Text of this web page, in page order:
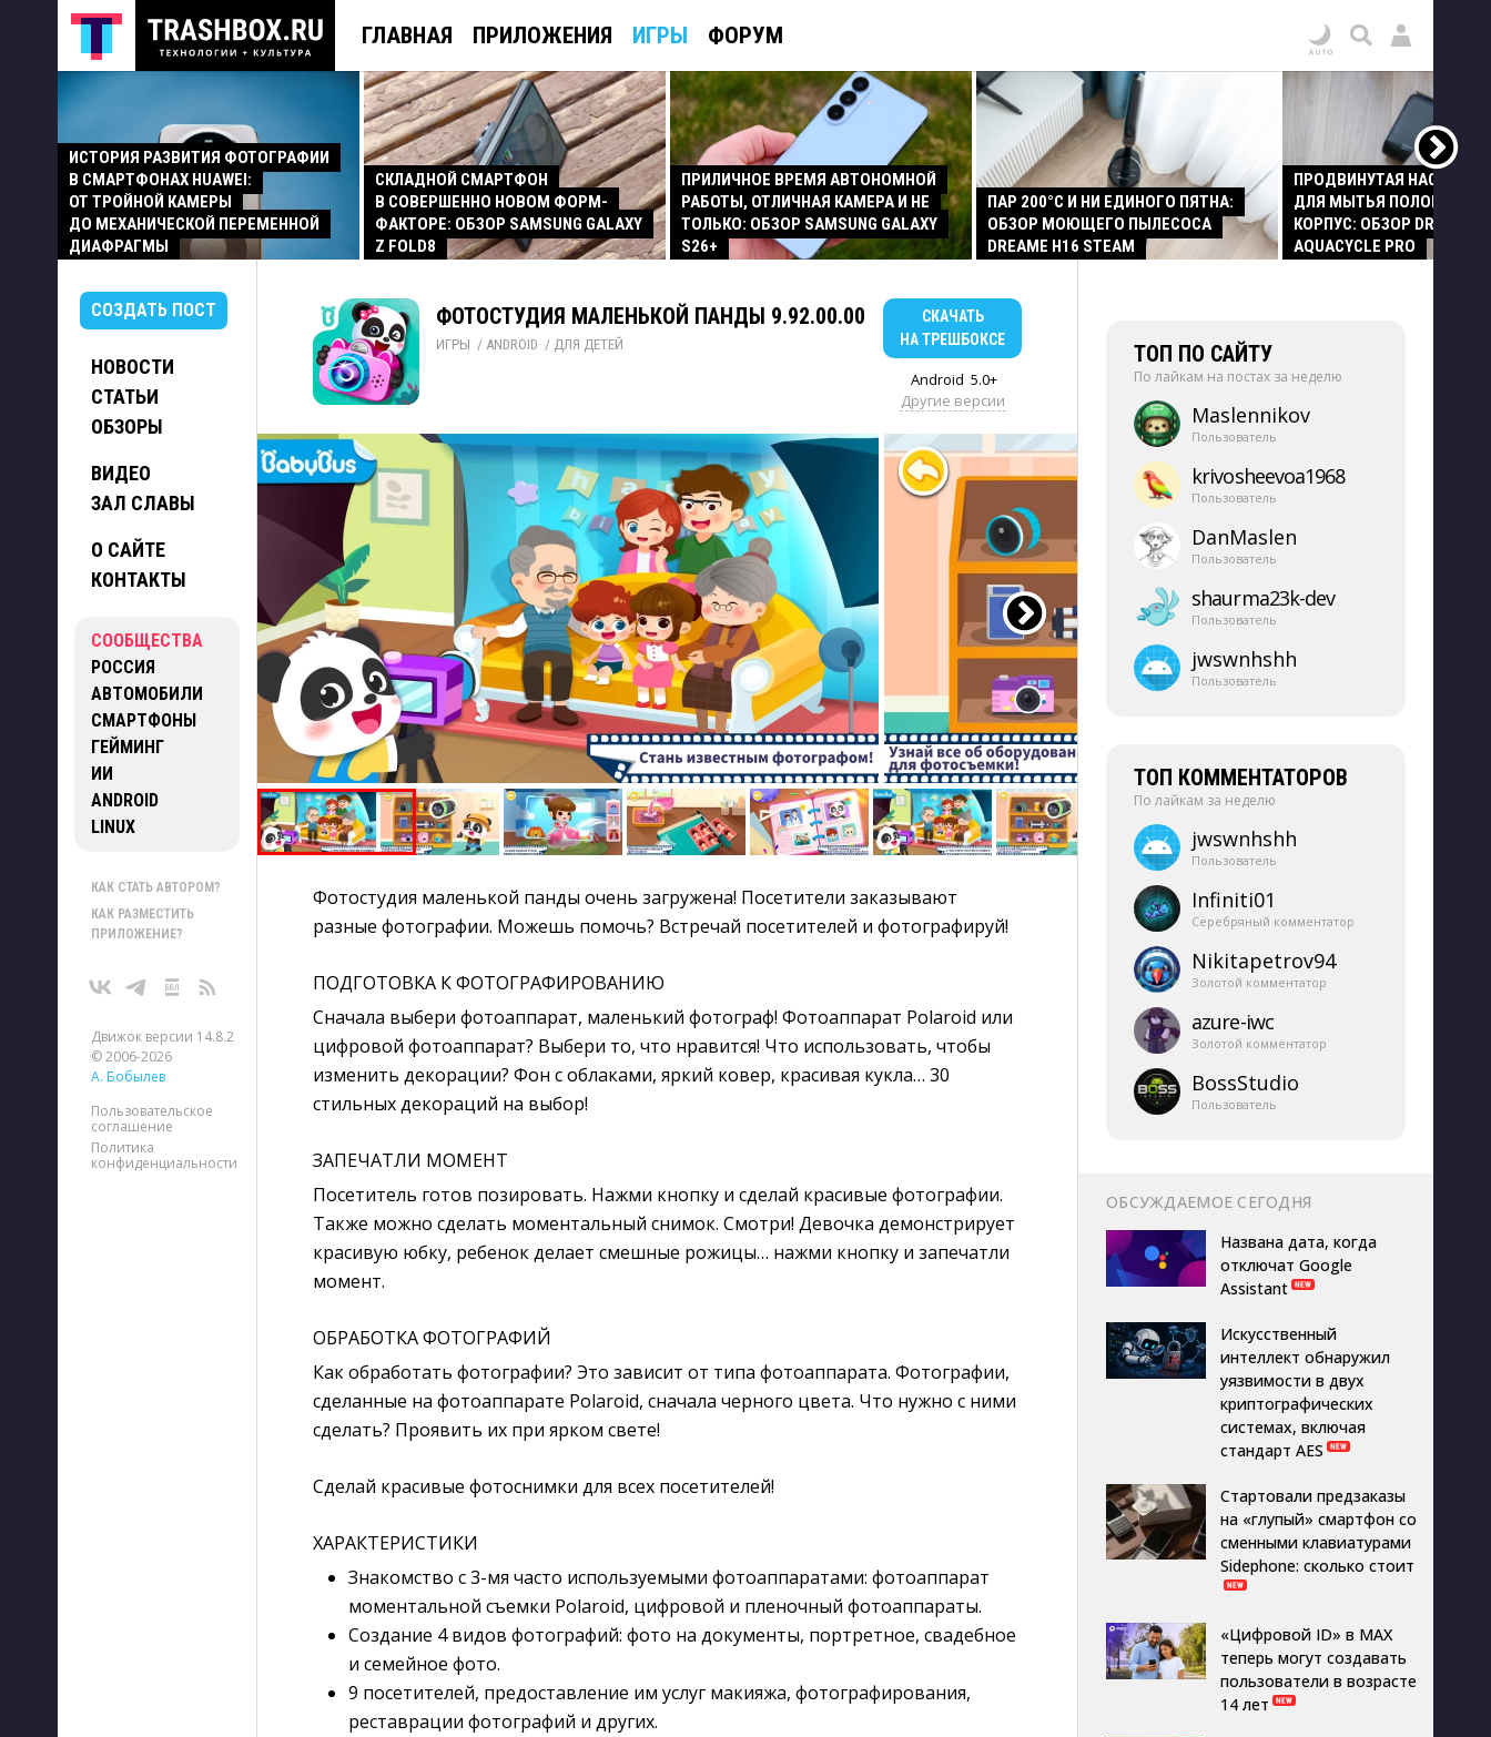
ГЛАВНАЯ ПРИЛОЖЕНИЯ ИГРЫ ФОРУМ
ИСТОРИЯ РАЗВИТИЯ ФОТОГРАФИИ
В СМАРТФОНАХ HUAWEI:
ОТ ТРОЙНОЙ КАМЕРЫ
ДО МЕХАНИЧЕСКОЙ ПЕРЕМЕННОЙ
ДИАФРАГМЫ
СКЛАДНОЙ СМАРТФОН
В СОВЕРШЕННО НОВОМ ФОРМ-
ФАКТОРЕ: ОБЗОР SAMSUNG GALAXY
Z FOLD8
ПРИЛИЧНОЕ ВРЕМЯ АВТОНОМНОЙ
РАБОТЫ, ОТЛИЧНАЯ КАМЕРА И НЕ
ТОЛЬКО: ОБЗОР SAMSUNG GALAXY
S26+
ПАР 200°C И НИ ЕДИНОГО ПЯТНА:
ОБЗОР МОЮЩЕГО ПЫЛЕСОСА
DREAME H16 STEAM
ПРОДВИНУТАЯ НАСАДКА
ДЛЯ МЫТЬЯ ПОЛОВ И
КОРПУС: ОБЗОР DREAME
AQUACYCLE PRO
СОЗДАТЬ ПОСТ
НОВОСТИ
СТАТЬИ
ОБЗОРЫ
ВИДЕО
ЗАЛ СЛАВЫ
О САЙТЕ
КОНТАКТЫ
СООБЩЕСТВА
РОССИЯ
АВТОМОБИЛИ
СМАРТФОНЫ
ГЕЙМИНГ
ИИ
ANDROID
LINUX
КАК СТАТЬ АВТОРОМ?
КАК РАЗМЕСТИТЬ
ПРИЛОЖЕНИЕ?
Движок версии 14.8.2
© 2006-2026
А. Бобылев
Пользовательское
соглашение
Политика
конфиденциальности
ФОТОСТУДИЯ МАЛЕНЬКОЙ ПАНДЫ 9.92.00.00
ИГРЫ / ANDROID / ДЛЯ ДЕТЕЙ
СКАЧАТЬ
НА ТРЕШБОКСЕ
Android 5.0+
Другие версии
Фотостудия маленькой панды очень загружена! Посетители заказывают
разные фотографии. Можешь помочь? Встречай посетителей и фотографируй!
ПОДГОТОВКА К ФОТОГРАФИРОВАНИЮ
Сначала выбери фотоаппарат, маленький фотограф! Фотоаппарат Polaroid или
цифровой фотоаппарат? Выбери то, что нравится! Что использовать, чтобы
изменить декорации? Фон с облаками, яркий ковер, красивая кукла… 30
стильных декораций на выбор!
ЗАПЕЧАТЛИ МОМЕНТ
Посетитель готов позировать. Нажми кнопку и сделай красивые фотографии.
Также можно сделать моментальный снимок. Смотри! Девочка демонстрирует
красивую юбку, ребенок делает смешные рожицы… нажми кнопку и запечатли
момент.
ОБРАБОТКА ФОТОГРАФИЙ
Как обработать фотографии? Это зависит от типа фотоаппарата. Фотографии,
сделанные на фотоаппарате Polaroid, сначала черного цвета. Что нужно с ними
сделать? Проявить их при ярком свете!
Сделай красивые фотоснимки для всех посетителей!
ХАРАКТЕРИСТИКИ
Знакомство с 3-мя часто используемыми фотоаппаратами: фотоаппарат
моментальной съемки Polaroid, цифровой и пленочный фотоаппараты.
Создание 4 видов фотографий: фото на документы, портретное, свадебное
и семейное фото.
9 посетителей, предоставление им услуг макияжа, фотографирования,
реставрации фотографий и других.
ТОП ПО САЙТУ
По лайкам на постах за неделю
Maslennikov
Пользователь
krivosheevoa1968
Пользователь
DanMaslen
Пользователь
shaurma23k-​dev
Пользователь
jwswnhshh
Пользователь
ТОП КОММЕНТАТОРОВ
По лайкам за неделю
jwswnhshh
Пользователь
Infiniti01
Серебряный комментатор
Nikitapetrov94
Золотой комментатор
azure-​iwc
Золотой комментатор
BossStudio
Пользователь
ОБСУЖДАЕМОЕ СЕГОДНЯ
Названа дата, когда
отключат Google
Assistant
Искусственный
интеллект обнаружил
уязвимости в двух
криптографических
системах, включая
стандарт AES
Стартовали предзаказы
на «глупый» смартфон со
сменными клавиатурами
Sidephone: сколько стоит
«Цифровой ID» в MAX
теперь могут создавать
пользователи в возрасте
14 лет